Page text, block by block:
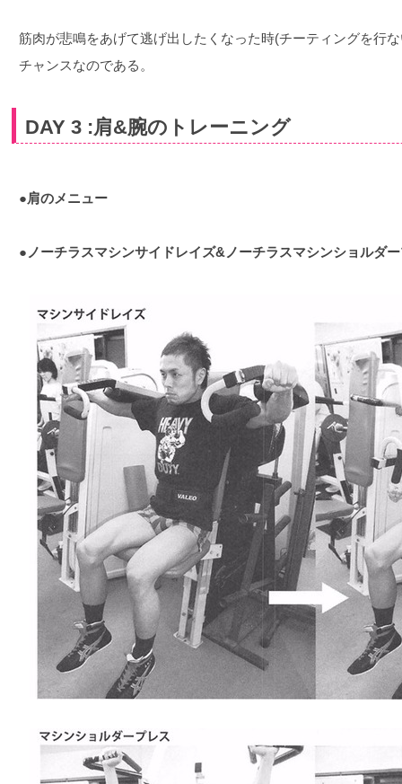
筋肉が悲鳴をあげて逃げ出したくなった時(チーティングを行
チャンスなのである。
DAY 3 :肩&腕のトレーニング
●肩のメニュー
●ノーチラスマシンサイドレイズ&ノーチラスマシンショルダ